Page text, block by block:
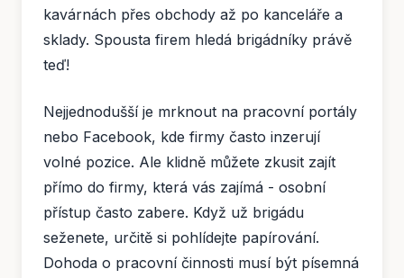
kavárnách přes obchody až po kanceláře a
sklady. Spousta firem hledá brigádníky právě
teď!
Nejjednodušší je mrknout na pracovní portály
nebo Facebook, kde firmy často inzerují
volné pozice. Ale klidně můžete zkusit zajít
přímo do firmy, která vás zajímá - osobní
přístup často zabere. Když už brigádu
seženete, určitě si pohlídejte papírování.
Dohoda o pracovní činnosti musí být písemná